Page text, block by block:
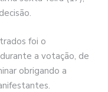
foi o
a votação, de
obrigando a